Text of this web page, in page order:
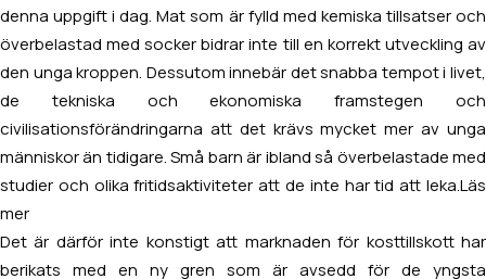
denna uppgift i dag. Mat som är fylld med kemiska tillsatser och
överbelastad med socker bidrar inte till en korrekt utveckling av
den unga kroppen. Dessutom innebär det snabba tempot i livet,
de tekniska och ekonomiska framstegen och
civilisationsförändringarna att det krävs mycket mer av unga
människor än tidigare. Små barn är ibland så överbelastade med
studier och olika fritidsaktiviteter att de inte har tid att leka. Läs
mer
Det är därför inte konstigt att marknaden för kosttillskott har
berikats med en ny gren som är avsedd för de yngsta